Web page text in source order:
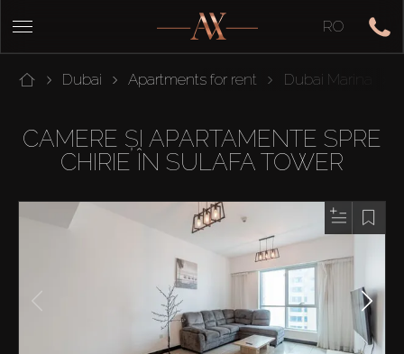
RO
Dubai Apartments for rent Dubai Marina
CAMERE ȘI APARTAMENTE SPRE
CHIRIE ÎN SULAFA TOWER